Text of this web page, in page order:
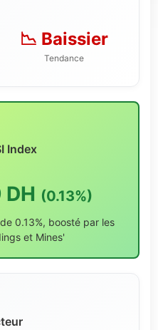
📉 Baissier
Tendance
Index
(0.13%)
0.13%, boosté par les
et Mines'